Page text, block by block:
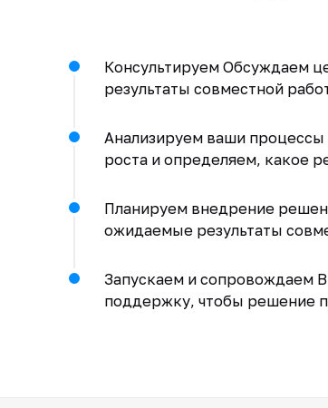
Консультируем Обсуждаем
результаты совместной
Анализируем ваши
роста и определяем, какое
Планируем внедрение
ожидаемые результаты
Запускаем и сопровождаем
поддержку, чтобы решение